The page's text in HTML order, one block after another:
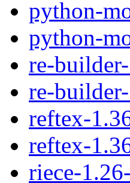
python-
python-
re-
re-
reftex-
reftex-
riece-